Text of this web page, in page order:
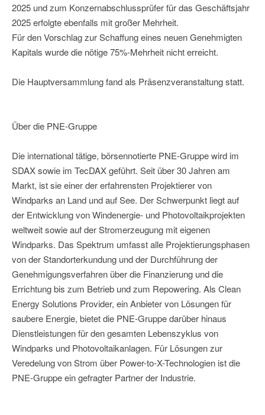
2025 und zum Konzernabschlussprüfer für das Geschäftsjahr
2025 erfolgte ebenfalls mit großer Mehrheit.
Für den Vorschlag zur Schaffung eines neuen Genehmigten
Kapitals wurde die nötige 75%-Mehrheit nicht erreicht.
Die Hauptversammlung fand als Präsenzveranstaltung statt.
Über die PNE-Gruppe
Die international tätige, börsennotierte PNE-Gruppe wird im
SDAX sowie im TecDAX geführt. Seit über 30 Jahren am
Markt, ist sie einer der erfahrensten Projektierer von
Windparks an Land und auf See. Der Schwerpunkt liegt auf
der Entwicklung von Windenergie- und Photovoltaikprojekten
weltweit sowie auf der Stromerzeugung mit eigenen
Windparks. Das Spektrum umfasst alle Projektierungsphasen
von der Standorterkundung und der Durchführung der
Genehmigungsverfahren über die Finanzierung und die
Errichtung bis zum Betrieb und zum Repowering. Als Clean
Energy Solutions Provider, ein Anbieter von Lösungen für
saubere Energie, bietet die PNE-Gruppe darüber hinaus
Dienstleistungen für den gesamten Lebenszyklus von
Windparks und Photovoltaikanlagen. Für Lösungen zur
Veredelung von Strom über Power-to-X-Technologien ist die
PNE-Gruppe ein gefragter Partner der Industrie.